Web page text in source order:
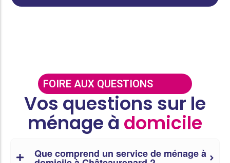
FOIRE AUX QUESTIONS
Vos questions sur le
ménage à domicile
Que comprend un service de ménage à